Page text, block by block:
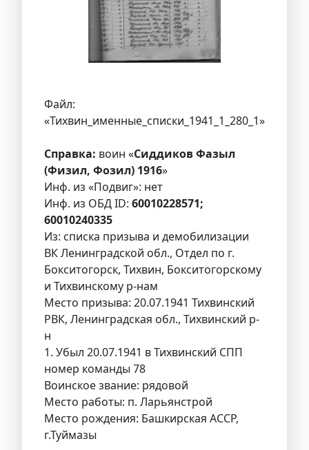
Файл:
«Тихвин_именные_списки_1941_1_280_1»
Справка: воин «Сиддиков Фазыл
(Физил, Фозил) 1916»
Инф. из «Подвиг»: нет
Инф. из ОБД ID: 60010228571;
60010240335
Из: списка призыва и демобилизации
ВК Ленинградской обл., Отдел по г.
Бокситогорск, Тихвин, Бокситогорскому
и Тихвинскому р-нам
Место призыва: 20.07.1941 Тихвинский
РВК, Ленинградская обл., Тихвинский р-
н
1. Убыл 20.07.1941 в Тихвинский СПП
номер команды 78
Воинское звание: рядовой
Место работы: п. Ларьянстрой
Место рождения: Башкирская АССР,
г.Туймазы